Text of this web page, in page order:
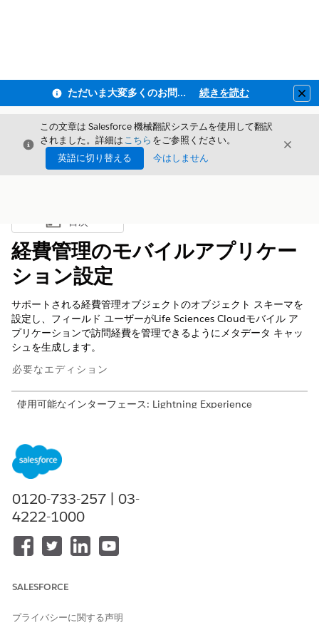
ただいま大変多くのお問い合わせをいただいており、ご連絡までにお時間を頂戴しております 続きを読む
閉じる
この文章は Salesforce 機械翻訳システムを使用して翻訳
されました。詳細はこちら をご参照ください。
英語に切り替える
今はしません
閉じる
目次を表示
目次
経費管理のモバイルアプリケー
ション設定
サポートされる経費管理オブジェクトのオブジェクト スキーマを
設定し、フィールド ユーザーがLife Sciences Cloudモバイル ア
プリケーションで訪問経費を管理できるようにメタデータ キャッ
シュを生成します。
必要なエディション
使用可能なインターフェース: Lightning Experience
Cloud for Customer Engagementアドオン ライセンス、Life
Sciences Customer Engagement管理パッケージが付属する
Enterprise
Life Sciences Cloudモバイル アプリケーションで訪問経費管理を
サポートするオブジェクトのオフライン アクセスを有効にするに
OBJECT
経費
0120-733-257 | 03-
4222-1000
SALESFORCE
プライバシーに関する声明